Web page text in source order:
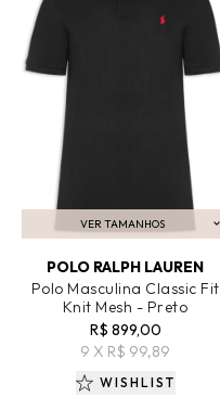
VER TAMANHOS
ADICIONAR AO CARRINHO
POLO RALPH LAUREN
Polo Masculina Classic Fit
Knit Mesh - Preto
R$ 899,00
9 X R$ 99,89
WISHLIST